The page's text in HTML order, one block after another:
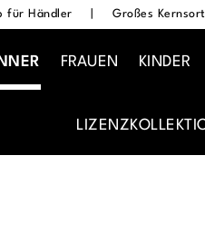
für Händler Großes
FRAUEN KINDER